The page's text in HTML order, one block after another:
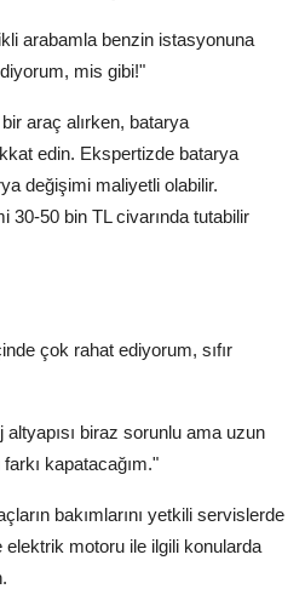
arabamla benzin istasyonuna
mis gibi!"
araç alırken, batarya
edin. Ekspertizde batarya
değişimi maliyetli olabilir.
30-50 bin TL civarında tutabilir
çok rahat ediyorum, sıfır
biraz sorunlu ama uzun
kapatacağım."
bakımlarını yetkili servislerde
elektrik motoru ile ilgili konularda